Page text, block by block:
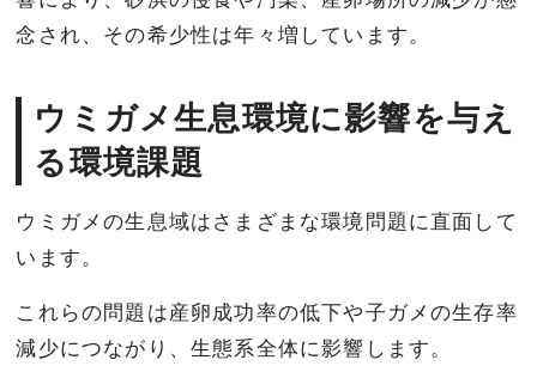
念され、その希少性は年々増しています。
ウミガメ生息環境に影響を与え
る環境課題
ウミガメの生息域はさまざまな環境問題に直面して
います。
これらの問題は産卵成功率の低下や子ガメの生存率
減少につながり、生態系全体に影響します。